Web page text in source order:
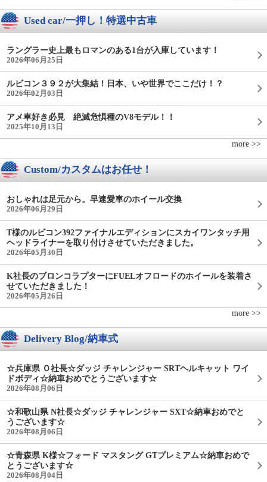
Used car/一押し！特選中古車
ラングラー史上最もロマンのある1台が入庫しています！
2026年06月25日
ルビコン３９２が大集結！日本、いや世界でここだけ！？
2026年02月03日
アメ車好き必見 絶滅危惧種のV8モデル！！
2025年10月13日
more >>
Custom/カスタムはお任せ！
おしゃれは足元から。早速愛車のホイール交換
2026年06月29日
T様のルビコン392ファイナルエディションにスカイワンタッチ用
ヘッドライナーを取り付けさせていただきました。
2026年05月30日
K社長のブロンコラプターにFUELオフロードのホイールを装着さ
せていただきました！
2026年05月26日
more >>
Delivery Blog/納車式
☆兵庫県 Ｏ社長☆ダッジ チャレンジャー SRTヘルキャット ワイ
ドボディ☆納車おめでとうございます☆
2026年08月06日
☆和歌山県 N社長☆ダッジ チャレンジャー SXT☆納車おめでと
うございます☆
2026年08月06日
☆青森県 K様☆フォード マスタング GTプレミアム☆納車おめで
とうございます☆
2026年08月04日